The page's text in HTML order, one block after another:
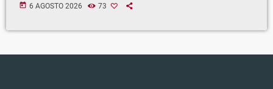
today 6 AGOSTO 2026 73